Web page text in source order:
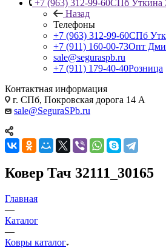
+7 (963) 312-99-60СПб Уткина
Назад
Телефоны
+7 (963) 312-99-60СПб
+7 (911) 160-00-73Опт
sale@seguraspb.ru
+7 (911) 179-40-40Розница
Контактная информация
г. СПб, Покровская дорога 14 А
sale@SeguraSPb.ru
Ковер Тач 32111_30165
Главная
—
Каталог
—
Ковры каталог